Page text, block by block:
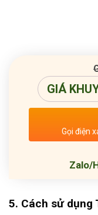
GIÁ
Gọi điện
Zalo/
5. Cách sử dụng